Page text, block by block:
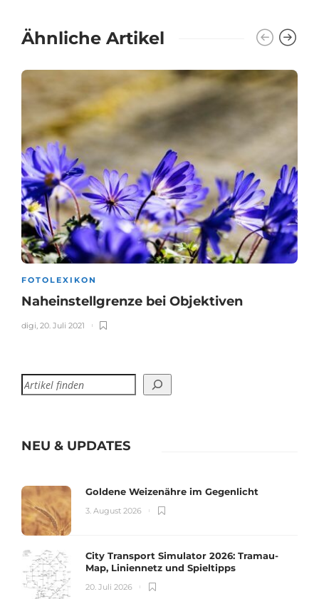
Ähnliche Artikel
FOTOLEXIKON
Naheinstellgrenze bei Objektiven
digi, 20. Juli 2021
NEU & UPDATES
Goldene Weizenähre im Gegenlicht
3. August 2026
City Transport Simulator 2026: Tramau-
Map, Liniennetz und Spieltipps
20. Juli 2026